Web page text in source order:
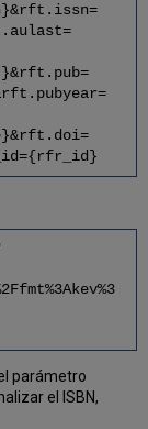
parámetro
el ISBN,